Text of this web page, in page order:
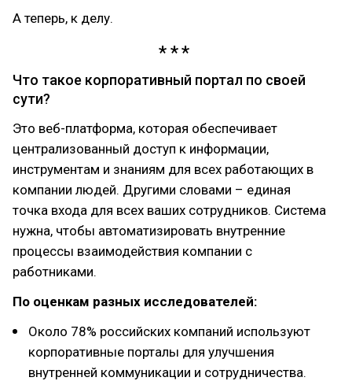
А теперь, к делу.
Что такое корпоративный портал по своей
сути?
Это веб-платформа, которая обеспечивает
централизованный доступ к информации,
инструментам и знаниям для всех работающих в
компании людей. Другими словами – единая
точка входа для всех ваших сотрудников. Система
нужна, чтобы автоматизировать внутренние
процессы взаимодействия компании с
работниками.
По оценкам разных исследователей:
Около 78% российских компаний используют
корпоративные порталы для улучшения
внутренней коммуникации и сотрудничества.